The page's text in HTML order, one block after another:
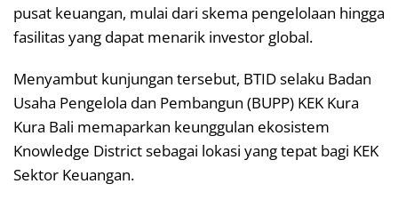
pusat keuangan, mulai dari skema pengelolaan hingga
fasilitas yang dapat menarik investor global.
Menyambut kunjungan tersebut, BTID selaku Badan
Usaha Pengelola dan Pembangun (BUPP) KEK Kura
Kura Bali memaparkan keunggulan ekosistem
Knowledge District sebagai lokasi yang tepat bagi KEK
Sektor Keuangan.